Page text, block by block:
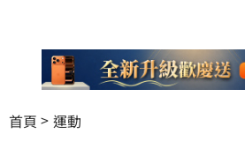
首頁 運動